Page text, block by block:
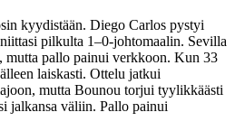
kyydistään. Diego Carlos pystyi
pilkulta 1–0-johtomaalin. Sevilla
mutta pallo painui verkkoon. Kun 33
laiskasti. Ottelu jatkui
mutta Bounou torjui tyylikkäästi
jalkansa väliin. Pallo painui